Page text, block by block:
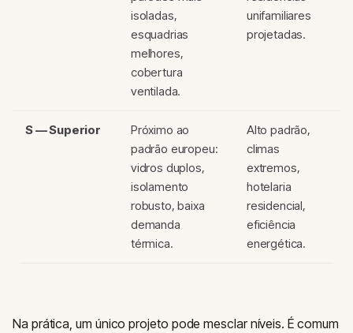
isoladas,
esquadrias
melhores,
cobertura
ventilada.
unifamiliares
projetadas.
S — Superior
Próximo ao
padrão europeu:
vidros duplos,
isolamento
robusto, baixa
demanda
térmica.
Alto padrão,
climas
extremos,
hotelaria
residencial,
eficiência
energética.
Na prática, um único projeto pode mesclar níveis. É comum